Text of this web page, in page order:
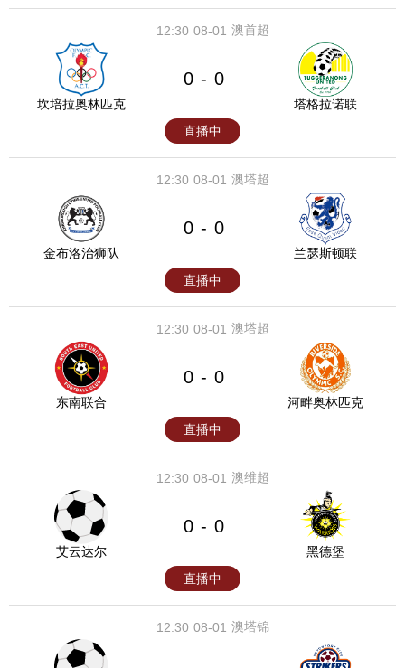
08-01
12:30 澳首超
坎培拉奥林匹克
0 - 0
塔格拉诺联
直播中
08-01
12:30 澳塔超
金布洛治狮队
0 - 0
兰瑟斯顿联
直播中
08-01
12:30 澳塔超
东南联合
0 - 0
河畔奥林匹克
直播中
08-01
12:30 澳维超
艾云达尔
0 - 0
黑德堡
直播中
08-01
12:30 澳塔锦